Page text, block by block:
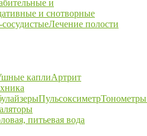
и
и снотворные
Лечение полости
каплиАртрит
ПульсоксиметрТонометры
питьевая вода